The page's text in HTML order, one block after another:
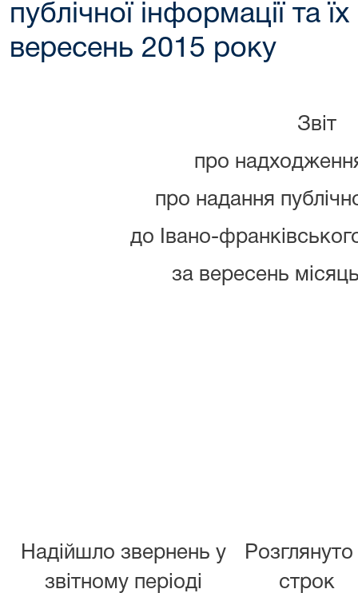
публічної інформації та
вересень 2015 року
Звіт
про
про надання
до Івано-
за вересень
Надійшло звернень у
звітному періоді
Розглянуто
строк